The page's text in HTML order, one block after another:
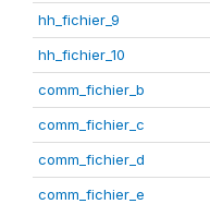
hh_fichier_9
hh_fichier_10
comm_fichier_b
comm_fichier_c
comm_fichier_d
comm_fichier_e